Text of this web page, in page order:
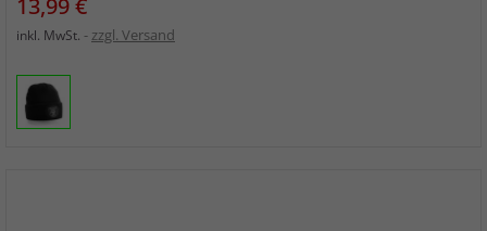
13,99 €
inkl. MwSt. zzgl. Versand